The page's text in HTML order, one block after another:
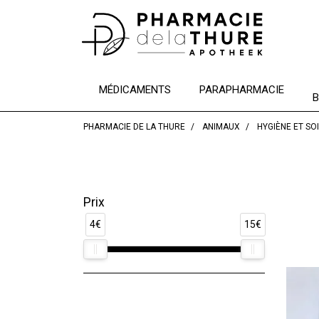
MÉDICAMENTS PARAPHARMACIE
PHARMACIE DE LA THURE ANIMAUX HYGIÈNE ET
Prix
4€ 15€